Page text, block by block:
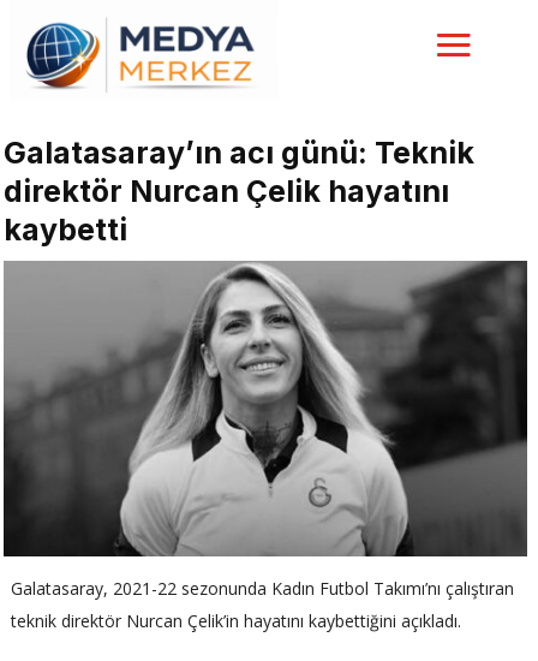
Galatasaray’ın acı günü: Teknik
direktör Nurcan Çelik hayatını
kaybetti
Galatasaray, 2021-22 sezonunda Kadın Futbol Takımı’nı çalıştıran
teknik direktör Nurcan Çelik’in hayatını kaybettiğini açıkladı.